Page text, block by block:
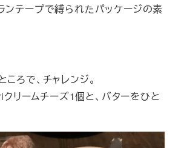
ンテープで縛られたパッケージの素
ろで、チャレンジ。
リームチーズ1個と、バターをひと